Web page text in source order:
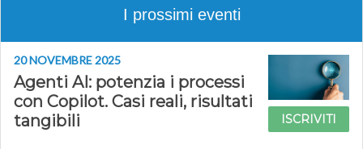
I prossimi eventi
20 NOVEMBRE 2025
Agenti AI: potenzia i processi
con Copilot. Casi reali, risultati
tangibili
ISCRIVITI